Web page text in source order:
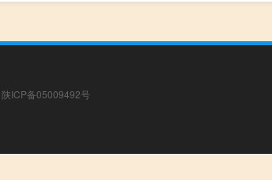
陕ICP备05009492号